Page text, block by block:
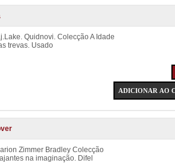
Quidnovi. Colecção A Idade
trevas. Usado
Zimmer Bradley Colecção
na imaginação. Difel